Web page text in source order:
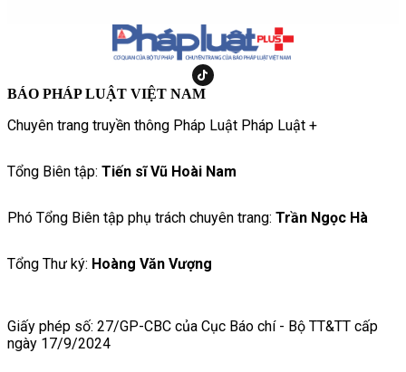
BÁO PHÁP LUẬT VIỆT NAM
Chuyên trang truyền thông Pháp Luật Pháp Luật +
Tổng Biên tập: Tiến sĩ Vũ Hoài Nam
Phó Tổng Biên tập phụ trách chuyên trang: Trần Ngọc Hà
Tổng Thư ký: Hoàng Văn Vượng
Giấy phép số: 27/GP-CBC của Cục Báo chí - Bộ TT&TT cấp
ngày 17/9/2024